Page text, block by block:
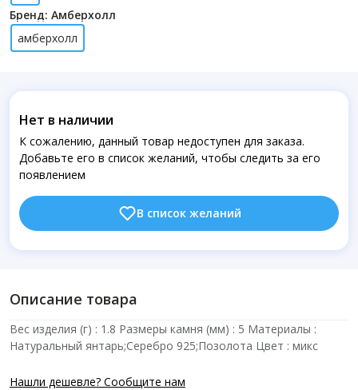
Бренд: Амберхолл
амберхолл
Нет в наличии
К сожалению, данный товар недоступен для заказа.
Добавьте его в список желаний, чтобы следить за его
появлением
В список желаний
Описание товара
Вес изделия (г) : 1.8 Размеры камня (мм) : 5 Материалы :
Натуральный янтарь;Серебро 925;Позолота Цвет : микс
Нашли дешевле? Сообщите нам